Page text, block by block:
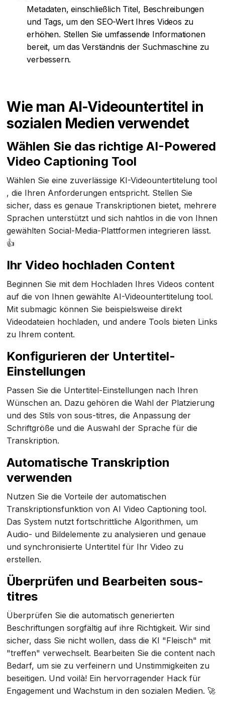
Metadaten, einschließlich Titel, Beschreibungen
und Tags, um den SEO-Wert Ihres Videos zu
erhöhen. Stellen Sie umfassende Informationen
bereit, um das Verständnis der Suchmaschine zu
verbessern.
Wie man AI-Videountertitel in
sozialen Medien verwendet
Wählen Sie das richtige AI-Powered
Video Captioning Tool
Wählen Sie eine zuverlässige KI-Videountertitelung tool
, die Ihren Anforderungen entspricht. Stellen Sie
sicher, dass es genaue Transkriptionen bietet, mehrere
Sprachen unterstützt und sich nahtlos in die von Ihnen
gewählten Social-Media-Plattformen integrieren lässt.
👍
Ihr Video hochladen Content
Beginnen Sie mit dem Hochladen Ihres Videos content
auf die von Ihnen gewählte AI-Videountertitelung tool.
Mit submagic können Sie beispielsweise direkt
Videodateien hochladen, und andere Tools bieten Links
zu Ihrem content.
Konfigurieren der Untertitel-
Einstellungen
Passen Sie die Untertitel-Einstellungen nach Ihren
Wünschen an. Dazu gehören die Wahl der Platzierung
und des Stils von sous-titres, die Anpassung der
Schriftgröße und die Auswahl der Sprache für die
Transkription.
Automatische Transkription
verwenden
Nutzen Sie die Vorteile der automatischen
Transkriptionsfunktion von AI Video Captioning tool.
Das System nutzt fortschrittliche Algorithmen, um
Audio- und Bildelemente zu analysieren und genaue
und synchronisierte Untertitel für Ihr Video zu
erstellen.
Überprüfen und Bearbeiten sous-
titres
Überprüfen Sie die automatisch generierten
Beschriftungen sorgfältig auf ihre Richtigkeit. Wir sind
sicher, dass Sie nicht wollen, dass die KI "Fleisch" mit
"treffen" verwechselt. Bearbeiten Sie die content nach
Bedarf, um sie zu verfeinern und Unstimmigkeiten zu
beseitigen. Und voilà! Ein hervorragender Hack für
Engagement und Wachstum in den sozialen Medien. 🚀